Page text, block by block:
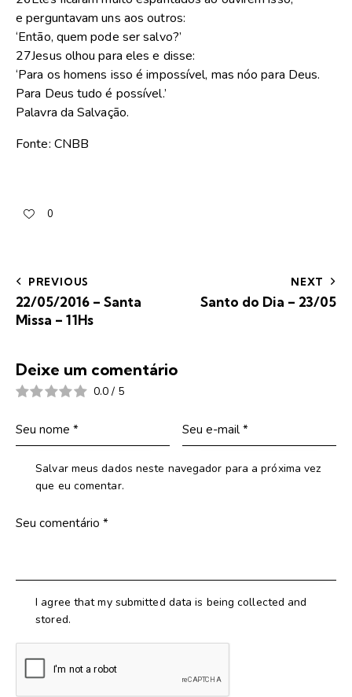
e perguntavam uns aos outros:
‘Então, quem pode ser salvo?’
27Jesus olhou para eles e disse:
‘Para os homens isso é impossível, mas nóo para Deus.
Para Deus tudo é possível.’
Palavra da Salvação.
Fonte: CNBB
0
PREVIOUS
22/05/2016 – Santa
Missa – 11Hs
NEXT
Santo do Dia – 23/05
Deixe um comentário
0.0 / 5
Salvar meus dados neste navegador para a próxima vez
que eu comentar.
I agree that my submitted data is being collected and
stored.